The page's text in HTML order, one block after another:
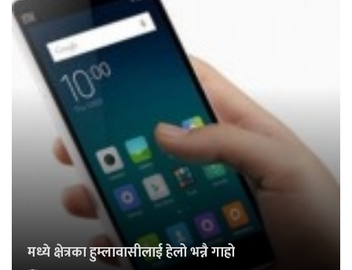
मध्ये क्षेत्रका हुम्लावासीलाई हेलो भन्नै गाह्रो